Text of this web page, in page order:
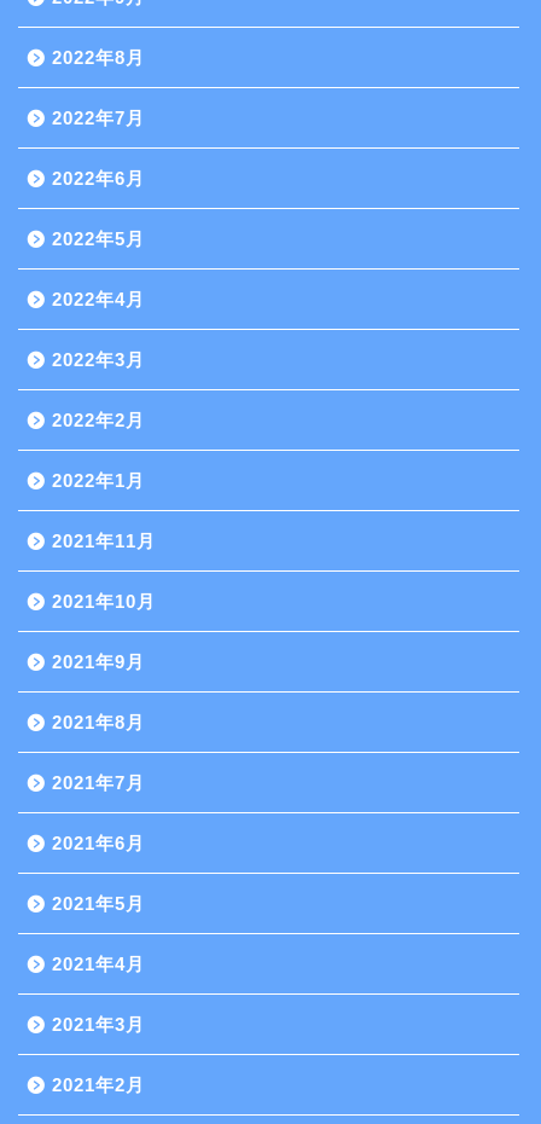
2022年8月
2022年7月
2022年6月
2022年5月
2022年4月
2022年3月
2022年2月
2022年1月
2021年11月
2021年10月
2021年9月
2021年8月
2021年7月
2021年6月
2021年5月
2021年4月
2021年3月
2021年2月